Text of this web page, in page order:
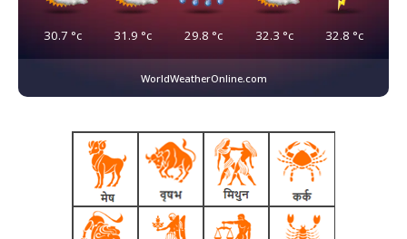
30.7 °c 31.9 °c 29.8 °c 32.3 °c 32.8 °c
WorldWeatherOnline.com